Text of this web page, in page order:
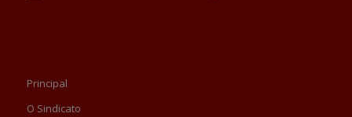
Principal
O Sindicato